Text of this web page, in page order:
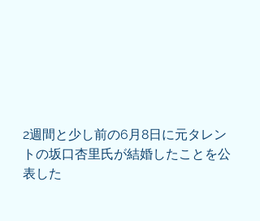
2週間と少し前の6月8日に元タレン
トの坂口杏里氏が結婚したことを公
表した